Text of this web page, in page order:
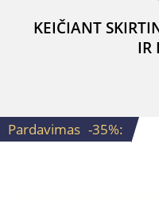
KEIČIANT
IR
Pardavimas -35%: